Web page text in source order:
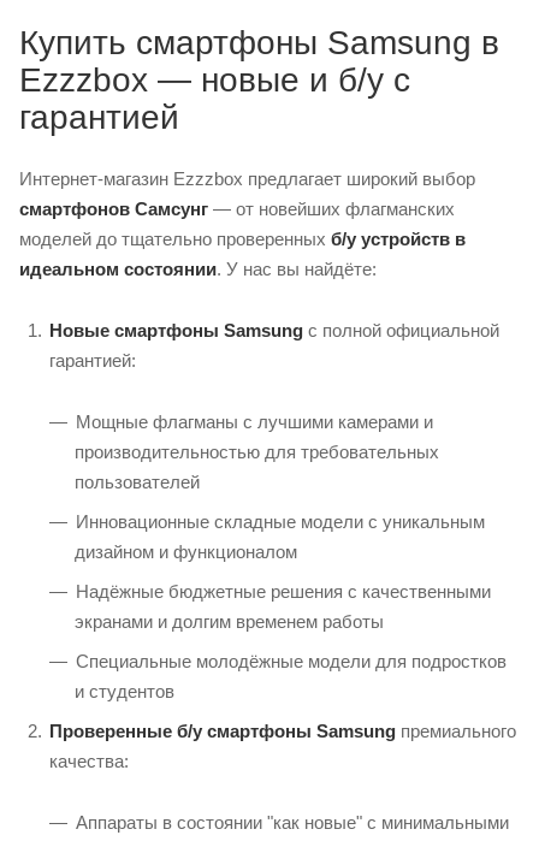
Купить смартфоны Samsung в
Ezzzbox — новые и б/у с
гарантией
Интернет-магазин Ezzzbox предлагает широкий выбор
смартфонов Самсунг — от новейших флагманских
моделей до тщательно проверенных б/у устройств в
идеальном состоянии. У нас вы найдёте:
Новые смартфоны Samsung с полной официальной
гарантией:
Мощные флагманы с лучшими камерами и
производительностью для требовательных
пользователей
Инновационные складные модели с уникальным
дизайном и функционалом
Надёжные бюджетные решения с качественными
экранами и долгим временем работы
Специальные молодёжные модели для подростков
и студентов
Проверенные б/у смартфоны Samsung премиального
качества:
Аппараты в состоянии "как новые" с минимальными